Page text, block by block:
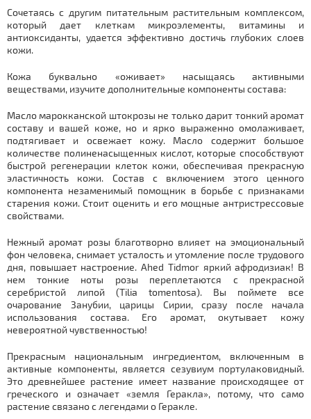
Сочетаясь с другим питательным растительным комплексом,
который дает клеткам микроэлементы, витамины и
антиоксиданты, удается эффективно достичь глубоких слоев
кожи.
Кожа буквально «оживает» насыщаясь активными
веществами, изучите дополнительные компоненты состава:
Масло марокканской штокрозы не только дарит тонкий аромат
составу и вашей коже, но и ярко выраженно омолаживает,
подтягивает и освежает кожу. Масло содержит большое
количестве полиненасыщенных кислот, которые способствуют
быстрой регенерации клеток кожи, обеспечивая прекрасную
эластичность кожи. Состав с включением этого ценного
компонента незаменимый помощник в борьбе с признаками
старения кожи. Стоит оценить и его мощные антристрессовые
свойствами.
Нежный аромат розы благотворно влияет на эмоциональный
фон человека, снимает усталость и утомление после трудового
дня, повышает настроение. Ahed Tidmor яркий афродизиак! В
нем тонкие ноты розы переплетаются с прекрасной
серебристой липой (Tilia tomentosa). Вы поймете все
очарование Занубии, царицы Сирии, сразу после начала
использования состава. Его аромат, окутывает кожу
невероятной чувственностью!
Прекрасным национальным ингредиентом, включенным в
активные компоненты, является сезувиум портулаковидный.
Это древнейшее растение имеет название происходящее от
греческого и означает «земля Геракла», потому, что само
растение связано с легендами о Геракле.